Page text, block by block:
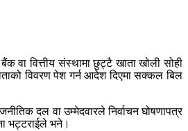
वा वित्तीय संस्थामा छुट्टै खाता खोली सोही
विवरण पेश गर्न आदेश दिएमा सक्कल बिल
दल वा उम्मेदवारले निर्वाचन घोषणापत्र
भट्टराईले भने।